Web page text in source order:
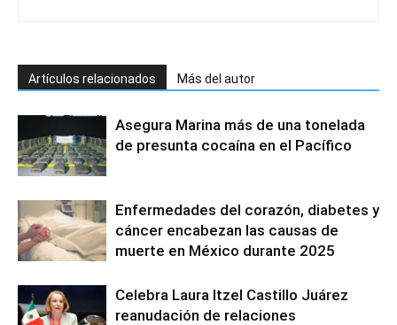
Artículos relacionados Más del autor
Asegura Marina más de una tonelada
de presunta cocaína en el Pacífico
Enfermedades del corazón, diabetes y
cáncer encabezan las causas de
muerte en México durante 2025
Celebra Laura Itzel Castillo Juárez
reanudación de relaciones